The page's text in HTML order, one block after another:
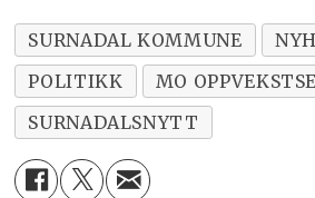
SURNADAL KOMMUNE
POLITIKK
MO
SURNADALSNYTT